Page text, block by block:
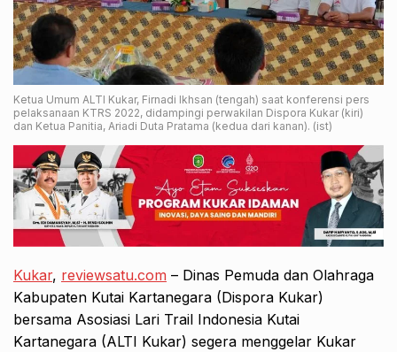
Ketua Umum ALTI Kukar, Firnadi Ikhsan (tengah) saat konferensi pers
pelaksanaan KTRS 2022, didampingi perwakilan Dispora Kukar (kiri)
dan Ketua Panitia, Ariadi Duta Pratama (kedua dari kanan). (ist)
Kukar, reviewsatu.com – Dinas Pemuda dan Olahraga
Kabupaten Kutai Kartanegara (Dispora Kukar)
bersama Asosiasi Lari Trail Indonesia Kutai
Kartanegara (ALTI Kukar) segera menggelar Kukar